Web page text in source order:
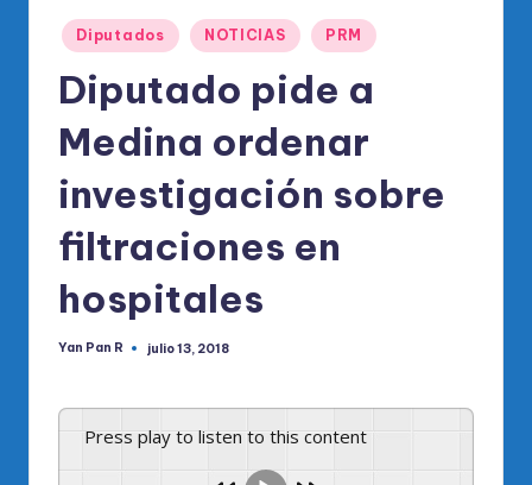
di
O
ci
al
el
Publicado
en
Diputados NOTICIAS PRM
Diputado pide a
Medina ordenar
investigación sobre
filtraciones en
hospitales
Publicado
Yan Pan R julio 13, 2018
Press play to listen to this content